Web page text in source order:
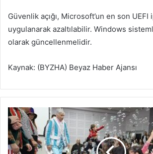
Güvenlik açığı, Microsoft’un en son UEFI
uygulanarak azaltılabilir. Windows
olarak güncellenmelidir.
Kaynak: (BYZHA) Beyaz Haber Ajansı
K
a
r
t